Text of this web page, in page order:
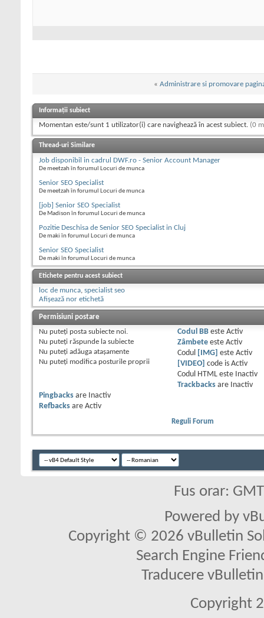
« Administrare si promovare
Informații subiect
Momentan este/sunt 1 utilizator(i) care navighează în acest subiect. (0
Thread-uri Similare
Job disponibil in cadrul DWF.ro - Senior Account Manager
De meetzah în forumul Locuri de munca
Senior SEO Specialist
De meetzah în forumul Locuri de munca
[job] Senior SEO Specialist
De Madison în forumul Locuri de munca
Pozitie Deschisa de Senior SEO Specialist in Cluj
De maki în forumul Locuri de munca
Senior SEO Specialist
De maki în forumul Locuri de munca
Etichete pentru acest subiect
loc de munca, specialist seo
Afișează nor etichetă
Permisiuni postare
Nu puteţi posta subiecte noi.
Nu puteţi răspunde la subiecte
Nu puteţi adăuga ataşamente
Nu puteţi modifica posturile proprii
Codul BBeste Activ
Zâmbeteeste Activ
Codul
[IMG] este Activ
[VIDEO]
code is Activ
Codul HTML este
Inactiv
Trackbacksare
Inactiv
Pingbacks are
Inactiv
Refbacks are Activ
Reguli Forum
Fus orar:
Powered by
Copyright © 2026 vBulletin
Search Engine
Traducere
Copyright